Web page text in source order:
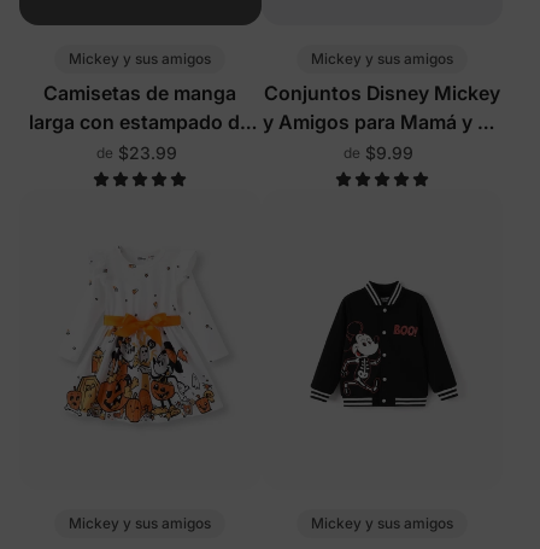
Mickey y sus amigos
Camisetas de manga
larga con estampado de
calabaza a juego para la
familia, de Disney Mickey
la oscuridad, en negro
de $23.99
Mickey y sus amigos
Conjuntos Disney Mickey
y Amigos para Mamá y Yo
con Shorts Integrados y
Bolsillos
de $9.99
Mickey y sus amigos Mickey y sus amigos